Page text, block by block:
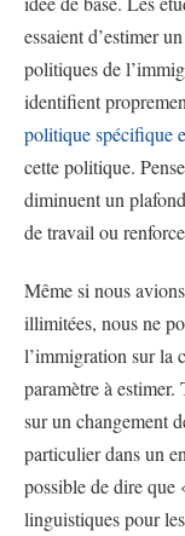
essaient d’estimer
politiques de
identifient
politique spécifique
cette politique.
diminuent un
de travail ou
Même si nous
illimitées, nous ne
l’immigration sur la
paramètre à
sur un changement
particulier dans un
possible de dire que
linguistiques pour